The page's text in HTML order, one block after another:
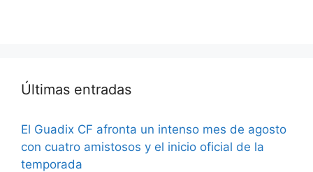
Últimas entradas
El Guadix CF afronta un intenso mes de agosto
con cuatro amistosos y el inicio oficial de la
temporada